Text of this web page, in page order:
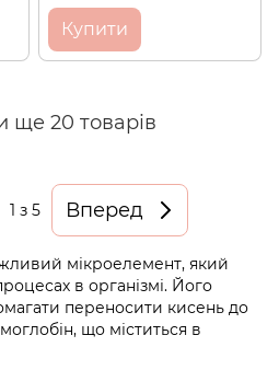
Купити
ще 20 товарів
1 з 5 Вперед
мікроелемент, який
в організмі. Його
переносити кисень до
що міститься в